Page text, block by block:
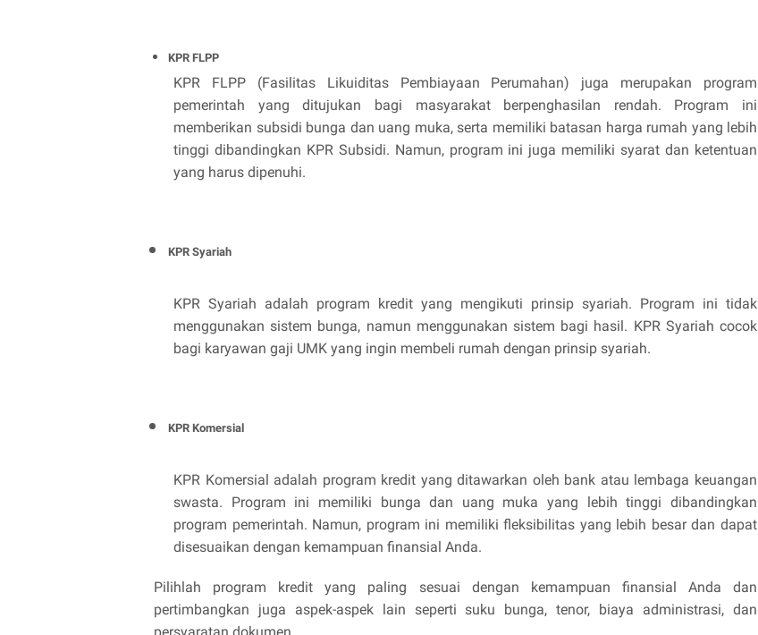
KPR FLPP
KPR FLPP (Fasilitas Likuiditas Pembiayaan Perumahan) juga merupakan program
pemerintah yang ditujukan bagi masyarakat berpenghasilan rendah. Program ini
memberikan subsidi bunga dan uang muka, serta memiliki batasan harga rumah yang lebih
tinggi dibandingkan KPR Subsidi. Namun, program ini juga memiliki syarat dan ketentuan
yang harus dipenuhi.
KPR Syariah
KPR Syariah adalah program kredit yang mengikuti prinsip syariah. Program ini tidak
menggunakan sistem bunga, namun menggunakan sistem bagi hasil. KPR Syariah cocok
bagi karyawan gaji UMK yang ingin membeli rumah dengan prinsip syariah.
KPR Komersial
KPR Komersial adalah program kredit yang ditawarkan oleh bank atau lembaga keuangan
swasta. Program ini memiliki bunga dan uang muka yang lebih tinggi dibandingkan
program pemerintah. Namun, program ini memiliki fleksibilitas yang lebih besar dan dapat
disesuaikan dengan kemampuan finansial Anda.
Pilihlah program kredit yang paling sesuai dengan kemampuan finansial Anda dan
pertimbangkan juga aspek-aspek lain seperti suku bunga, tenor, biaya administrasi, dan